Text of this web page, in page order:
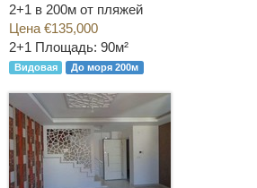
2+1 в 200м от пляжей
Цена €135,000
2+1 Площадь: 90м²
Видовая До моря 200м